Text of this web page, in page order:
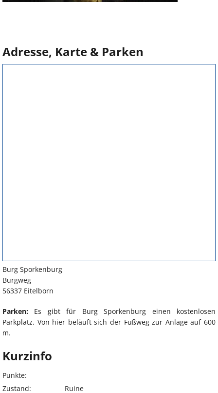
Adresse, Karte & Parken
Burg Sporkenburg
Burgweg
56337 Eitelborn
Parken: Es gibt für Burg Sporkenburg einen kostenlosen
Parkplatz. Von hier beläuft sich der Fußweg zur Anlage auf 600
m.
Kurzinfo
Punkte:
Zustand:
Ruine